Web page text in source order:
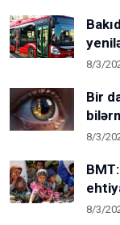
8/3/
Bir
8/3/
8/3/